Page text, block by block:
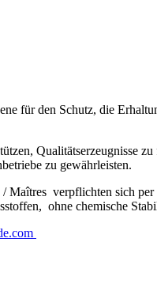
für den Schutz, die
Qualitätserzeugnisse
zu gewährleisten.
Maîtres verpflichten sich
ohne chemische